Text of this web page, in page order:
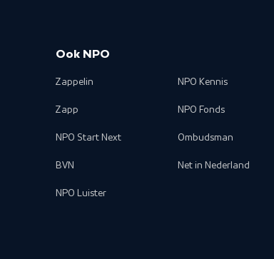
Ook NPO
Zappelin
Zapp
NPO Start Next
BVN
NPO Luister
NPO Kennis
NPO Fonds
Ombudsman
Net in Nederland